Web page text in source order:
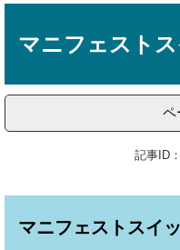
へ
マニフェスト
ペ
記事ID
マニフェストスイ